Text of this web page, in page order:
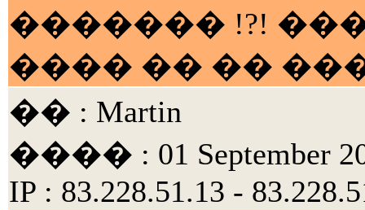
������� !?!
���� �� ��
�� : Martin
���� : 01 September
IP : 83.228.51.13 -